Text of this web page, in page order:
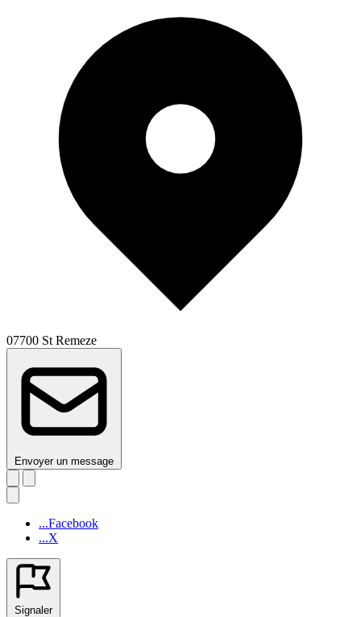
07700 St Remeze
Envoyer un message
...Facebook
...X
Signaler